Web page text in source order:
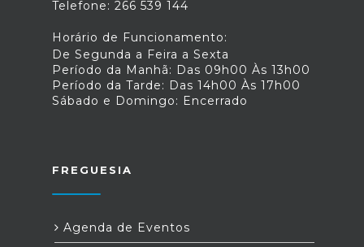
Telefone: 266 539 144
Horário de Funcionamento:
De Segunda a Feira a Sexta
Período da Manhã: Das 09h00 Às 13h00
Período da Tarde: Das 14h00 Às 17h00
Sábado e Domingo: Encerrado
FREGUESIA
Agenda de Eventos